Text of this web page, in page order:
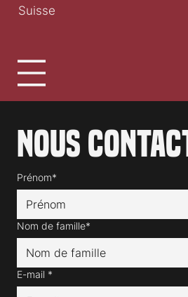
Nous
Prénom*
Nom de famille*
E-mail *
Suisse